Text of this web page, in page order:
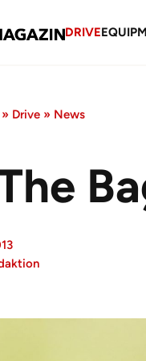
DRIVE
» Drive » News